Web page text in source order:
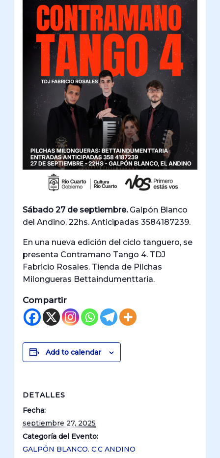
Sábado 27 de septiembre.Galpón Blanco
del Andino. 22hs. Anticipadas 3584187239.
En una nueva edición del ciclo tanguero, se
presenta Contramano Tango 4. TDJ
Fabricio Rosales. Tienda de Pilchas
Milongueras Bettaindumenttaria.
Compartir
Add to calendar
DETALLES
Fecha:
septiembre 27, 2025
Categoría del Evento:
GALPÓN BLANCO. C.C ANDINO